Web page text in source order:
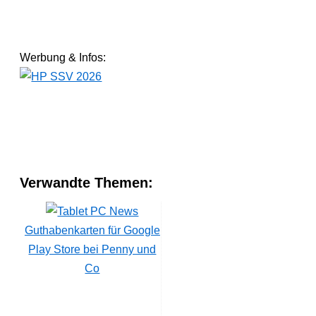
Werbung & Infos:
Verwandte Themen:
Guthabenkarten für Google
Play Store bei Penny und
Co